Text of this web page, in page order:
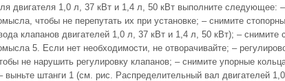
двигателя 1,0 л, 37 кВт и 1,4 л, 50 кВт выполните следующее: –
чтобы не перепутать их при установке; – снимите
клапанов двигателей 1,0 л, 37 кВт и 1,4 л, 50 кВт); – снимите
5. Если нет необходимости, не отворачивайте; –
не нарушить регулировку клапанов; – снимите упорные
выньте штанги 1 (см. рис. Распределительный вал двигателей